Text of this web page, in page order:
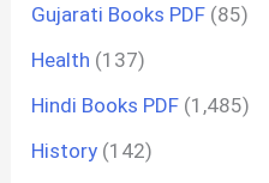
Gujarati Books PDF (85)
Health (137)
Hindi Books PDF (1,485)
History (142)